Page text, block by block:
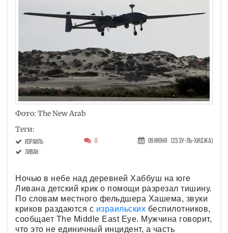
Фото: The New Arab
Теги:
Израиль
Ливан
0 09 Июня (23 Зу-ль-хиджа)
Ночью в небе над деревней Хаббуш на юге
Ливана детский крик о помощи разрезал тишину.
По словам местного фельдшера Хашема, звуки
криков раздаются с израильских беспилотников,
сообщает The Middle East Eye. Мужчина говорит,
что это не единичный инцидент, а часть